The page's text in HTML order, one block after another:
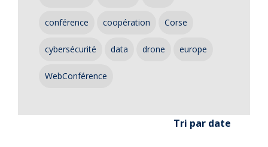
conférence coopération Corse
cybersécurité data drone europe
WebConférence
Tri par date